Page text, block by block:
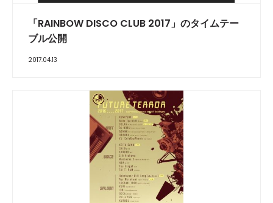
「RAINBOW DISCO CLUB 2017」のタイムテー
ブル公開
2017.04.13